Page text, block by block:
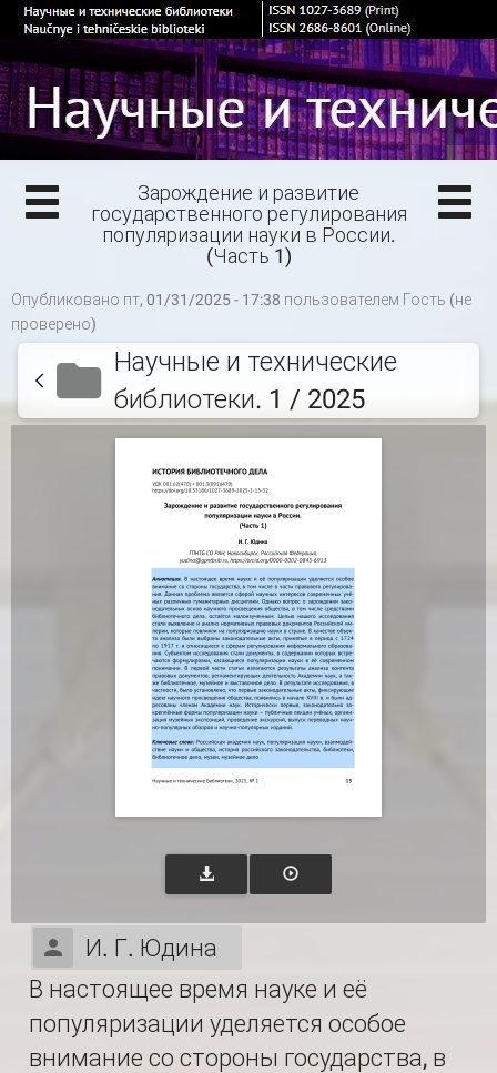
Зарождение и развитие
государственного регулирования
популяризации науки в России.
(Часть 1)
Опубликовано пт, 01/31/2025 - 17:38 пользователем Гость (не
проверено)
Научные и технические
библиотеки. 1 / 2025
И. Г. Юдина
В настоящее время науке и её
популяризации уделяется особое
внимание со стороны государства, в